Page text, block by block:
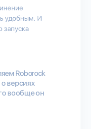
удобным. И
запуска
Roborock
версиях
вообще он